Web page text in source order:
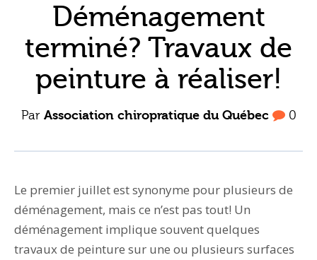
Déménagement
terminé? Travaux de
peinture à réaliser!
Par Association chiropratique du Québec 0
Le premier juillet est synonyme pour plusieurs de
déménagement, mais ce n’est pas tout! Un
déménagement implique souvent quelques
travaux de peinture sur une ou plusieurs surfaces